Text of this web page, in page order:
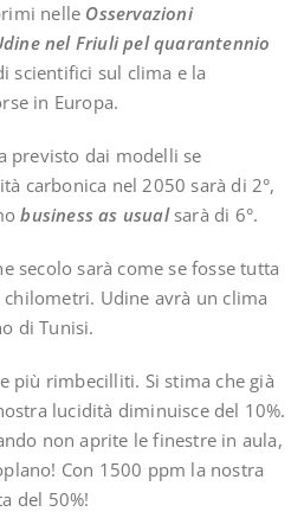
nelle Osservazioni
nel Friuli pel quarantennio
scientifici sul clima e la
in Europa.
previsto dai modelli se
carbonica nel 2050 sarà di 2°,
business as usualsarà di 6°.
secolo sarà come se fosse tutta
Udine avrà un clima
di Tunisi.
più rimbecilliti. Si stima che già
lucidità diminuisce del 10%.
non aprite le finestre in aula,
Con 1500 ppm la nostra
del 50%!